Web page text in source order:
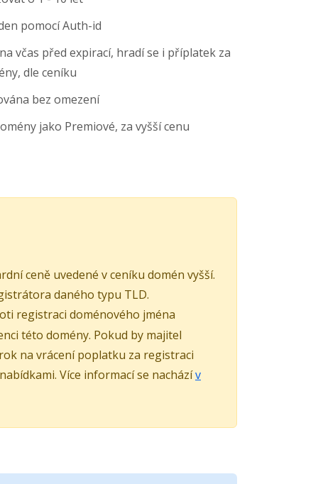
pomocí Auth-id
včas před expirací, hradí se i příplatek za
dle ceníku
bez omezení
jako Premiové, za vyšší cenu
ceně uvedené v ceníku domén vyšší.
daného typu TLD.
registraci doménového jména
této domény. Pokud by majitel
na vrácení poplatku za registraci
Více informací se nacházív